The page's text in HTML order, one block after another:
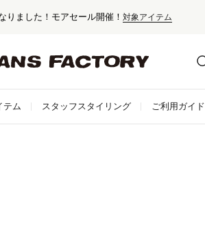
りました！モアセール開催！ 対象アイテム
料無料！
ゲット。さらに詳しく
テム スタッフスタイリング ご利用ガイド